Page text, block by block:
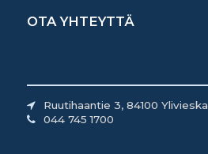
OTA YHTEYTTÄ
Ruutihaantie 3, 84100 Ylivieska
044 745 1700